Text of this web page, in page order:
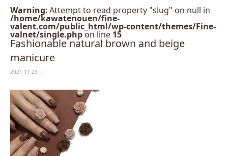
Warning: Attempt to read property "slug" on null in
/home/kawatenouen/fine-
valent.com/public_html/wp-content/themes/Fine-
valnet/single.phpon line 15
Fashionable natural brown and beige
manicure
2021.11.23